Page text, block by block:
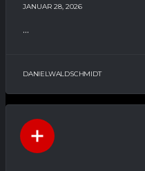
JANUAR 28, 2026
...
DANIELWALDSCHMIDT